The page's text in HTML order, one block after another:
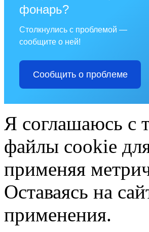
фонарь?
Столкнулись с проблемой —
сообщите о ней!
Сообщить о проблеме
Я соглашаюсь с
файлы cookie
применяя
Оставаясь на
применения.